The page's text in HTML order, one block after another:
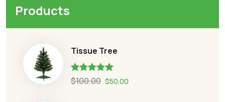
Products
Tissue Tree
Rated 5.00
out of 5
$100.00 $50.00